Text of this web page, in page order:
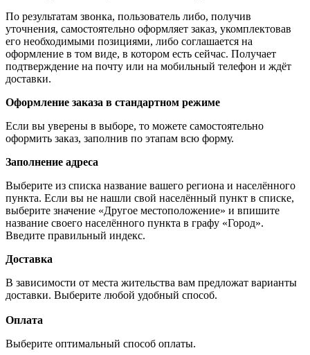
По результатам звонка, пользователь либо, получив
уточнения, самостоятельно оформляет заказ, укомплектовав
его необходимыми позициями, либо соглашается на
оформление в том виде, в котором есть сейчас. Получает
подтверждение на почту или на мобильный телефон и ждёт
доставки.
Оформление заказа в стандартном режиме
Если вы уверены в выборе, то можете самостоятельно
оформить заказ, заполнив по этапам всю форму.
Заполнение адреса
Выберите из списка название вашего региона и населённого
пункта. Если вы не нашли свой населённый пункт в списке,
выберите значение «Другое местоположение» и впишите
название своего населённого пункта в графу «Город».
Введите правильный индекс.
Доставка
В зависимости от места жительства вам предложат варианты
доставки. Выберите любой удобный способ.
Оплата
Выберите оптимальный способ оплаты.